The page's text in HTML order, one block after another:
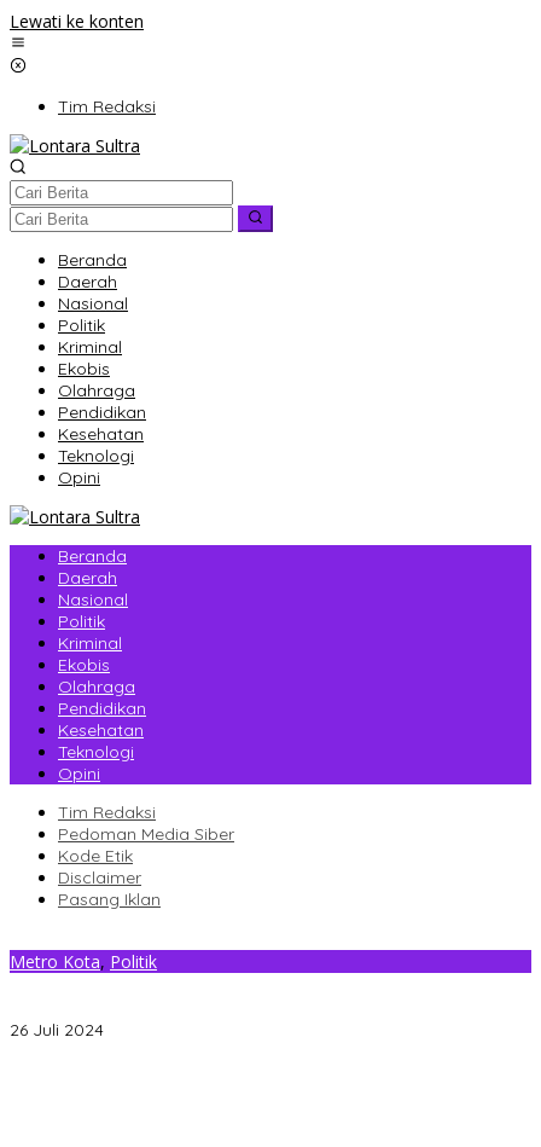
Lewati ke konten
Tim Redaksi
Beranda
Daerah
Nasional
Politik
Kriminal
Ekobis
Olahraga
Pendidikan
Kesehatan
Teknologi
Opini
Beranda
Daerah
Nasional
Politik
Kriminal
Ekobis
Olahraga
Pendidikan
Kesehatan
Teknologi
Opini
Tim Redaksi
Pedoman Media Siber
Kode Etik
Disclaimer
Pasang Iklan
Metro Kota, Politik
26 Juli 2024